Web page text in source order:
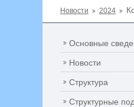
Новости 2024
Основные
Новости
Структура
Структурные